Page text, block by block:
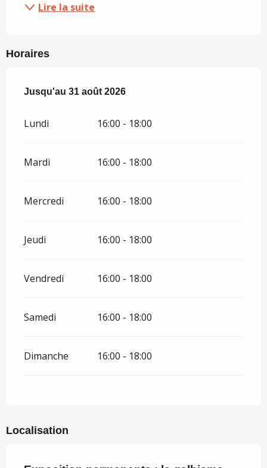
Lire la suite
Horaires
Du1 juillet 2026au31 août 2026
Jusqu'au 31 août 2026
Lundi 16:00 - 18:00
Mardi 16:00 - 18:00
Mercredi 16:00 - 18:00
Jeudi 16:00 - 18:00
Vendredi 16:00 - 18:00
Samedi 16:00 - 18:00
Dimanche 16:00 - 18:00
Localisation